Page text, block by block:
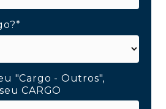
"Cargo - Outros",
CARGO